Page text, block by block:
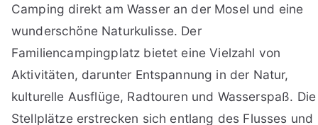
Camping direkt am Wasser an der Mosel und eine
wunderschöne Naturkulisse. Der
Familiencampingplatz bietet eine Vielzahl von
Aktivitäten, darunter Entspannung in der Natur,
kulturelle Ausflüge, Radtouren und Wasserspaß. Die
Stellplätze erstrecken sich entlang des Flusses und